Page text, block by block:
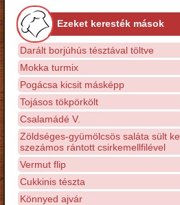
Ezeket keresték mások
Darált borjúhús tésztával töltve
Mokka turmix
Pogácsa kicsit másképp
Tojásos tökpörkölt
Csalamádé V.
Zöldséges-gyümölcsös saláta sült
szezámos rántott csirkemellfilével
Vermut flip
Cukkinis tészta
Könnyed ajvár